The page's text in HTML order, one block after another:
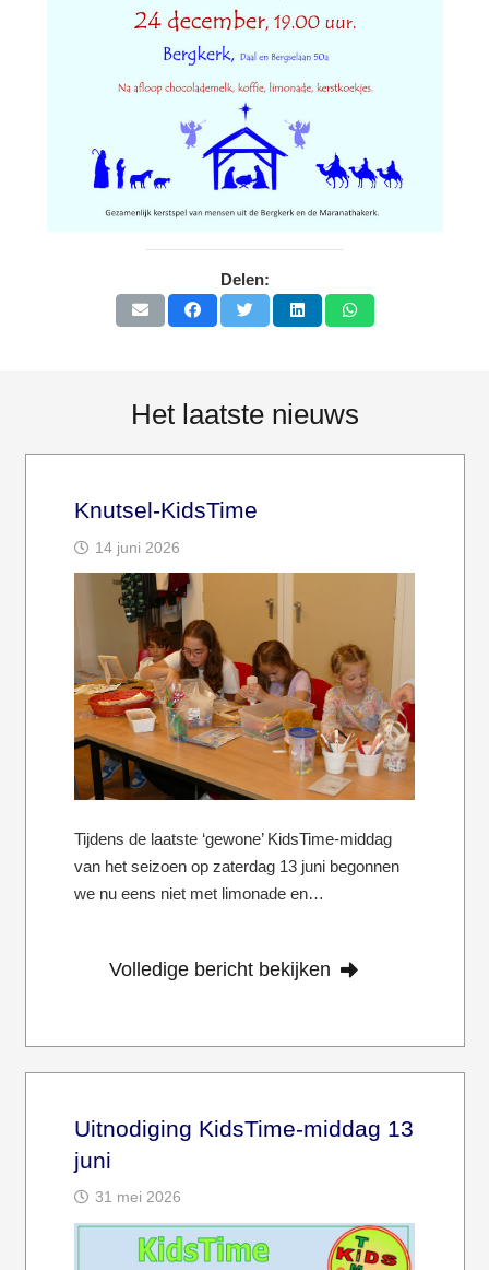
Delen:
Het laatste nieuws
Knutsel-KidsTime
14 juni 2026
Tijdens de laatste ‘gewone’ KidsTime-middag
van het seizoen op zaterdag 13 juni begonnen
we nu eens niet met limonade en…
Volledige bericht bekijken
Uitnodiging KidsTime-middag 13
juni
31 mei 2026